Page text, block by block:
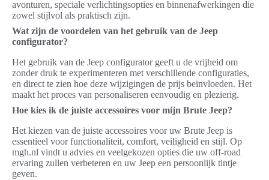
avonturen, speciale verlichtingsopties en binnenafwerkingen die
zowel stijlvol als praktisch zijn.
Wat zijn de voordelen van het gebruik van de Jeep
configurator?
Het gebruik van de Jeep configurator geeft u de vrijheid om
zonder druk te experimenteren met verschillende configuraties,
en direct te zien hoe deze wijzigingen de prijs beïnvloeden. Het
maakt het proces van personaliseren eenvoudig en plezierig.
Hoe kies ik de juiste accessoires voor mijn Brute Jeep?
Het kiezen van de juiste accessoires voor uw Brute Jeep is
essentieel voor functionaliteit, comfort, veiligheid en stijl. Op
mgh.nl vindt u advies en veelgekozen opties die uw off-road
ervaring zullen verbeteren en uw Jeep een persoonlijk tintje
geven.